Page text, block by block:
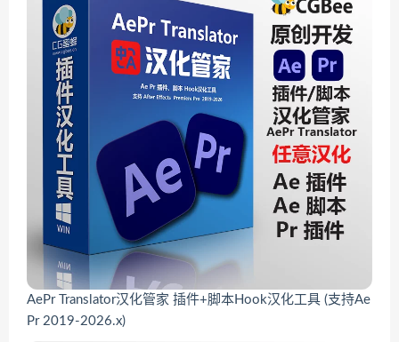
AePr Translator汉化管家 插件+脚本Hook汉化工具 (支持Ae
Pr 2019-2026.x)